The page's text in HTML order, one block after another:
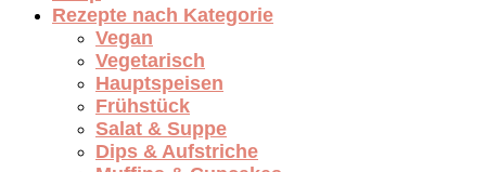
Rezepte nach Kategorie
Vegan
Vegetarisch
Hauptspeisen
Frühstück
Salat & Suppe
Dips & Aufstriche